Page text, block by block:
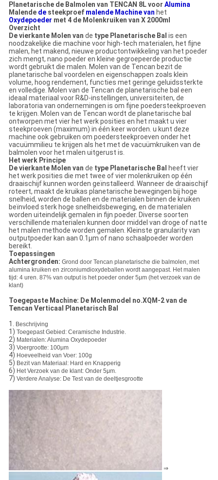
Planetarische de Balmolen van TENCAN 8L voor Alumina
Malende desteekproefmalende Machine van het
Oxydepoeder met 4 de Molenkruiken van X 2000ml
Overzicht
De vierkante Molen van de type Planetarische Bal is een
noodzakelijke die machine voor high-tech materialen, het fijne
malen, het makend, nieuwe productontwikkeling van het poeder
zich mengt, nano poeder en kleine gegroepeerde productie
wordt gebruikt die malen. Molen van de Tencan bezit de
planetarische bal voordelen en eigenschappen zoals klein
volume, hoog rendement, functies met geringe geluidssterkte
en volledige. Molen van de Tencan de planetarische bal een
ideaal materiaal voor R&D-instellingen, universiteiten, de
laboratoria van ondernemingen is om fijne poedersteekproeven
te krijgen. Molen van de Tencan wordt de planetarische bal
ontworpen met vier het werk posities en het maakt u vier
steekproeven (maximum) in één keer worden. u kunt deze
machine ook gebruiken om poedersteekproeven onder het
vacuümmilieu te krijgen als het met de vacuümkruiken van de
balmolen voor het malen uitgerust is.
Het werk Principe
De vierkante Molen van de type Planetarische Bal heeft vier
het werk posities die met twee of vier molenkruiken op één
draaischijf kunnen worden geïnstalleerd. Wanneer de draaischijf
roteert, maakt de kruikas planetarische bewegingen bij hoge
snelheid, worden de ballen en de materialen binnen de kruiken
beïnvloed sterk hoge snelheidsbeweging, en de materialen
worden uiteindelijk gemalen in fijn poeder. Diverse soorten
verschillende materialen kunnen door middel van droge of natte
het malen methode worden gemalen. Kleinste granularity van
outputpoeder kan aan 0.1μm of nano schaalpoeder worden
bereikt.
Toepassingen
Achtergronden: Grond door Tencan planetarische die balmolen, met
alumina kruiken en zirconiumdioxydeballen wordt aangepast. Het malen
tijd: 4 uren. 87% van output is het poeder onder 5μm (het verzoek van de
klant)
Toegepaste Machine: De Molenmodel no.XQM-2 van de
Tencan Verticaal Planetarisch Bal
1. Beschrijving
1) Toegepast Gebied: Ceramische Industrie.
2) Materialen: Alumina Oxydepoeder
3) Voergrootte: 100μm
4) Hoeveelheid van Voer: 100g
5) Bezit van Materiaal: Hard en Knapperig
6) Het Verzoek van de klant: Onder 5μm.
7) Verdere Analyse: De Test van de deeltjesgrootte
⇒